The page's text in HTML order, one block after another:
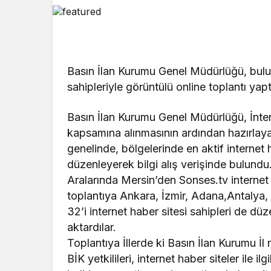
Basın İlan Kurumu Genel Müdürlüğü,
sahipleriyle görüntülü online toplantı
Basın İlan Kurumu Genel Müdürlüğü,
kapsamına alınmasının ardından
genelinde, bölgelerinde en aktif internet
düzenleyerek bilgi alış verişinde
Aralarında Mersin’den Sonses.tv
toplantıya Ankara, İzmir,
32’i internet haber sitesi sahipleri de
aktardılar.
Toplantıya İllerde ki Basın İlan Kurumu İl
BİK yetkilileri, internet haber siteler ile